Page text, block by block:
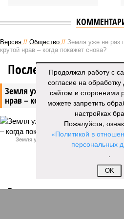
Версия // Общество // Земля уже не раз
крутой нрав – когда покажет снова?
Земля уже не раз показывала
нрав – когда покажет снова?
Последние времена
Земля уже не раз показывала
покажет снова?
Природа постоянно вступает в
Продолжая работу с
согласие на
сайтом и сторонними
можете запретить
настройках
Пожалуйста,
«Политикой в
персональных
.
OK